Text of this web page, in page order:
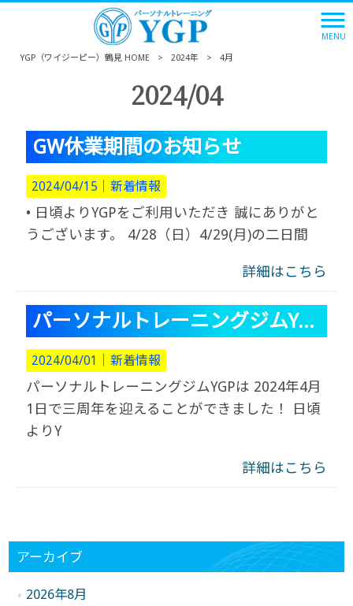
MENU
YGP（ワイジーピー）鶴見 HOME > 2024年 > 4月
2024/04
GW休業期間のお知らせ
2024/04/15｜新着情報
• 日頃よりYGPをご利用いただき 誠にありがと
うございます。 4/28（日）4/29(月)の二日間
詳細はこちら
パーソナルトレーニングジムYGP☆三周年★
2024/04/01｜新着情報
パーソナルトレーニングジムYGPは 2024年4月
1日で三周年を迎えることができました！ 日頃
よりY
詳細はこちら
アーカイブ
2026年8月